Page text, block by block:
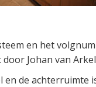
en het
Johan van
en de achterruimte